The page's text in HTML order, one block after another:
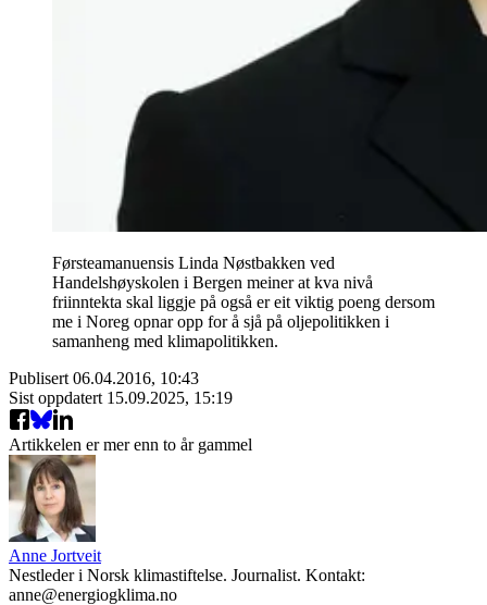
Førsteamanuensis Linda Nøstbakken ved
Handelshøyskolen i Bergen meiner at kva nivå
friinntekta skal liggje på også er eit viktig poeng dersom
me i Noreg opnar opp for å sjå på oljepolitikken i
samanheng med klimapolitikken.
Publisert 06.04.2016, 10:43
Sist oppdatert 15.09.2025, 15:19
Artikkelen er mer enn to år gammel
Anne Jortveit
Nestleder i Norsk klimastiftelse. Journalist. Kontakt:
anne@energiogklima.no